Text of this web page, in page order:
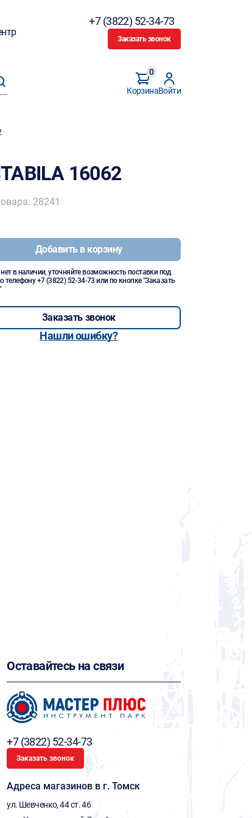
+7 (3822) 52-34-73
Заказать звонок
Корзина
0
Войти
16062
28241
Добавить в корзину
в наличии, уточняйте возможность поставки под
телефону+7 (3822) 52-34-73 или по кнопке "Заказать
Заказать звонок
Нашли ошибку?
Оставайтесь на связи
+7 (3822) 52-34-73
Заказать звонок
Адреса магазинов в г. Томск
ул. Шевченко, 44 ст. 46